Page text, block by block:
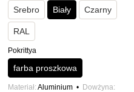
Srebro Biały Czarny
RAL
Pokrittya
farba proszkowa
Materiał Aluminium
Dowżyna